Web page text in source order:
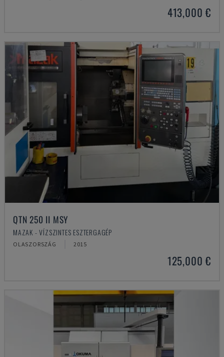
413,000 €
QTN 250 II MSY
MAZAK - VÍZSZINTES ESZTERGAGÉP
OLASZORSZÁG 2015
125,000 €